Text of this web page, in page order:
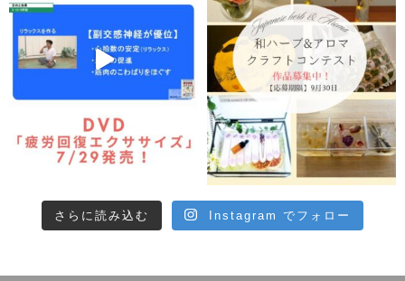
さらに読み込む Instagram でフォロー